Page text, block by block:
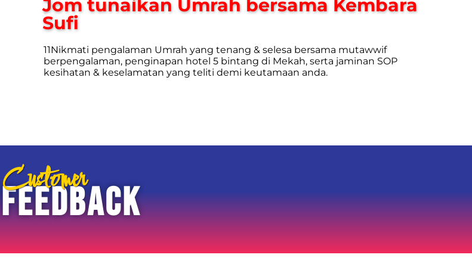
Jom tunaikan Umrah bersama Kembara
Sufi
11Nikmati pengalaman Umrah yang tenang & selesa bersama mutawwif
berpengalaman, penginapan hotel 5 bintang di Mekah, serta jaminan SOP
kesihatan & keselamatan yang teliti demi keutamaan anda.
FEEDBACK
Customer